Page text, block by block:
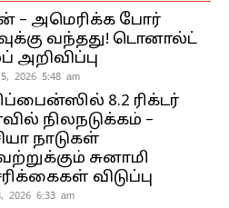
– அமெரிக்க போர்
வந்தது! டொனால்ட்
அறிவிப்பு
2026 5:48 am
8.2 ரிக்டர்
நிலநடுக்கம் –
நாடுகள்
சுனாமி
விடுப்பு
2026 6:33 am